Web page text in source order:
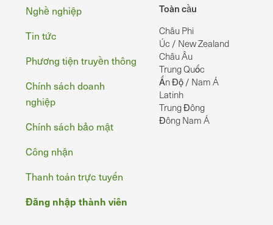
Toàn cầu
Châu Phi
Úc / New Zealand
Châu Âu
Trung Quốc
Ấn Độ / Nam Á
Latinh
Trung Đông
Đông Nam Á
Chân
Nghề nghiệp
Tin tức
Phương tiện truyền thông
Chính sách doanh
nghiệp
Chính sách bảo mật
Công nhận
Thanh toán trực tuyến
Đăng nhập thành viên